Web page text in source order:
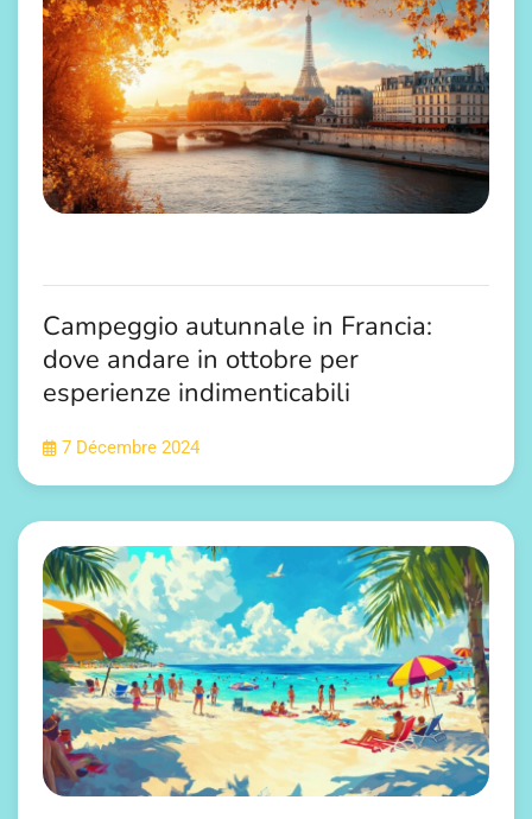
Campeggio autunnale in Francia:
dove andare in ottobre per
esperienze indimenticabili
7 Décembre 2024